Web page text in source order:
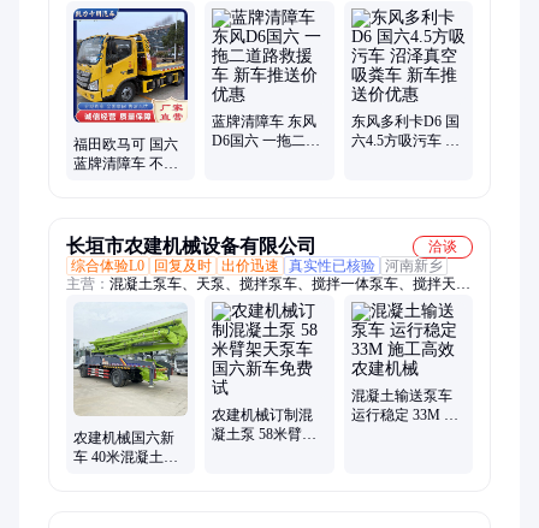
粪车、道路清扫车、高空作业车、消防应急车
福田欧马可 国六
蓝牌清障车 不超
蓝牌清障车 东风
D6国六 一拖二道
东风多利卡D6 国
六4.5方吸污车 沼
长垣市农建机械设备有限公司
洽谈
综合体验L0
回复及时 出价迅速 真实性已核验 河南新乡
主营： 混凝土泵车、天泵、搅拌泵车、搅拌一体泵车、搅拌天
泵、搅拌泵车一体机、天泵一体机、自拌料泵车、农建泵车、水
泥泵车、浇筑泵车、臂架泵车、混凝土天泵、36米泵车、建筑泵
车、汽车泵车、33米泵车、40米泵车
农建机械国六新
车 40米混凝土输
农建机械订制混
凝土泵 58米臂架
混凝土输送泵车
运行稳定 33M 施